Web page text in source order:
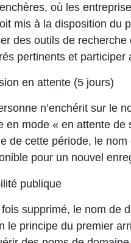
où les
mis à la disposition du
des outils de
pertinents et participer
en attente (5 jours)
n’enchérit sur le
en mode « en attente de
de cette période, le
pour un nouvel
publique
supprimé, le nom de
le principe du premier